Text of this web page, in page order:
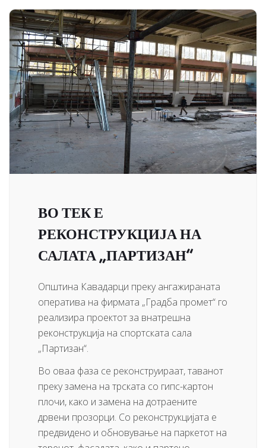
ВО ТЕК Е
РЕКОНСТРУКЦИЈА НА
САЛАТА „ПАРТИЗАН“
Општина Кавадарци преку ангажираната
оператива на фирмата „Градба промет“ го
реализира проектот за внатрешна
реконструкција на спортската сала
„Партизан“.
Во оваа фаза се реконструираат, таванот
преку замена на трската со гипс-картон
плочи, како и замена на дотраените
дрвени прозорци. Со реконструкцијата е
предвидено и обновување на паркетот на